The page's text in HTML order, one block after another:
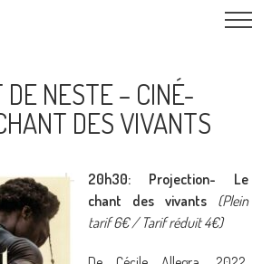
NESTE – CINÉ-
DES VIVANTS
20h30: Projection- Le
chant des vivants
(Plein
tarif 6€ / Tarif réduit 4€)